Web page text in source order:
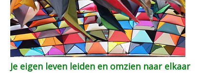
Je eigen leven leiden en omzien naar elkaar